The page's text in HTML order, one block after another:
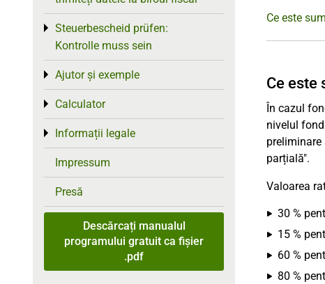
Ce este
Ce este
În cazul
nivelul
preliminare
parțială".
Valoarea
30 %
15 %
60 %
80 %
Steuerbescheid prüfen:
Kontrolle muss sein
Toggle menu
Ajutor și exemple
Toggle menu
Calculator
Toggle menu
Informații legale
Toggle menu
Impressum
Presă
Descărcați manualul
programului gratuit ca fișier
.pdf